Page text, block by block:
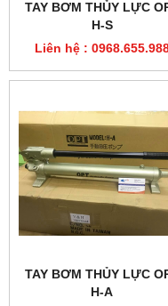
TAY BƠM THỦY LỰC
H-A
Liên hệ :